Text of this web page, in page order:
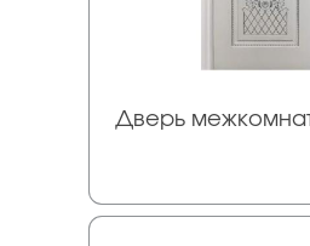
Дверь